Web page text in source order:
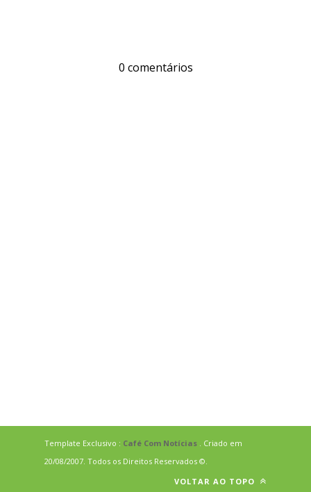
0 comentários
Template Exclusivo : Café Com Notícias . Criado em
20/08/2007. Todos os Direitos Reservados ©.
VOLTAR AO TOPO